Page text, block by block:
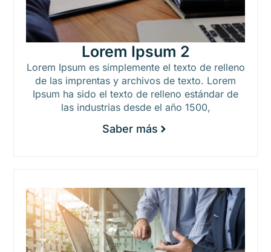
Lorem Ipsum 2
Lorem Ipsum es simplemente el texto de relleno
de las imprentas y archivos de texto. Lorem
Ipsum ha sido el texto de relleno estándar de
las industrias desde el año 1500,
Saber más